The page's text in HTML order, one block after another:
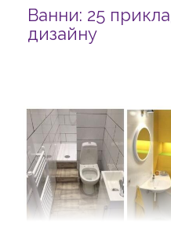
Ванни: 25
дизайну